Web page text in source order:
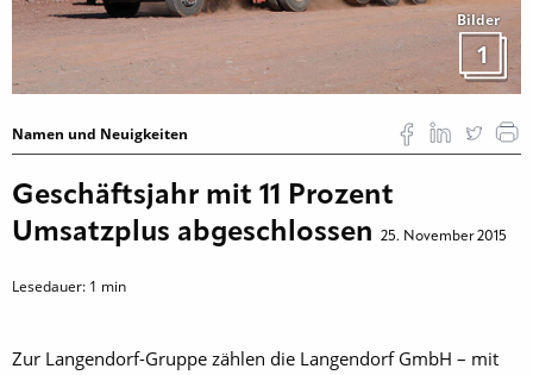
Bilder
1
Namen und Neuigkeiten
Geschäftsjahr mit 11 Prozent
Umsatzplus abgeschlossen
25. November 2015
Lesedauer: 1 min
Zur Langendorf-Gruppe zählen die Langendorf GmbH – mit